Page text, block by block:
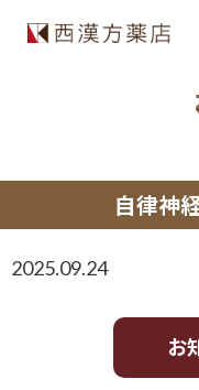
自律神
2025.09.24
お